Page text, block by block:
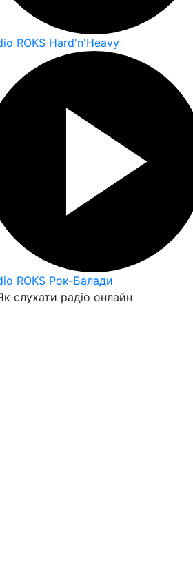
ROKS Hard'n'Heavy
ROKS Рок-Балади
слухати радіо онлайн